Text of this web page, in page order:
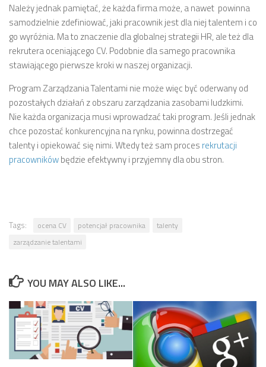
Należy jednak pamiętać, że każda firma może, a nawet powinna
samodzielnie zdefiniować, jaki pracownik jest dla niej talentem i co
go wyróżnia. Ma to znaczenie dla globalnej strategii HR, ale też dla
rekrutera oceniającego CV. Podobnie dla samego pracownika
stawiającego pierwsze kroki w naszej organizacji.
Program Zarządzania Talentami nie może więc być oderwany od
pozostałych działań z obszaru zarządzania zasobami ludzkimi.
Nie każda organizacja musi wprowadzać taki program. Jeśli jednak
chce pozostać konkurencyjna na rynku, powinna dostrzegać
talenty i opiekować się nimi. Wtedy też sam proces rekrutacji
pracownikówbędzie efektywny i przyjemny dla obu stron.
Tags: ocena CV potencjał pracownika
talenty
zarządzanie talentami
YOU MAY ALSO LIKE...